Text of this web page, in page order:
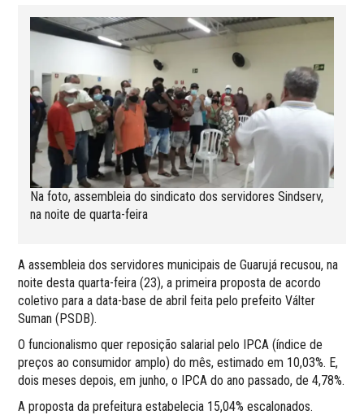
Na foto, assembleia do sindicato dos servidores Sindserv,
na noite de quarta-feira
A assembleia dos servidores municipais de Guarujá recusou, na
noite desta quarta-feira (23), a primeira proposta de acordo
coletivo para a data-base de abril feita pelo prefeito Válter
Suman (PSDB).
O funcionalismo quer reposição salarial pelo IPCA (índice de
preços ao consumidor amplo) do mês, estimado em 10,03%. E,
dois meses depois, em junho, o IPCA do ano passado, de 4,78%.
A proposta da prefeitura estabelecia 15,04% escalonados.